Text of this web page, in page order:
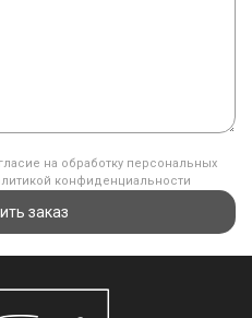
на обработку персональных
конфиденциальности
заказ